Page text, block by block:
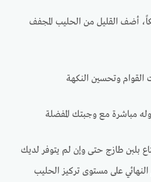
أضف القليل من الحليب المجفف
القوام وتحسين النكهة
مباشرة مع وجبتك المفضلة
بلبن طازج حتى وإن لم يتوفر لديك
على مستوى تركيز الحليب